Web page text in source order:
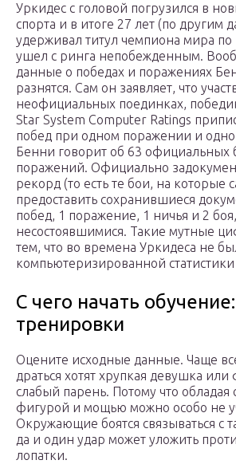
Уркидес с головой погрузился в
спорта и в итоге 27 лет (по другим
удерживал титул чемпиона мира по
ушел с ринга непобежденным.
данные о победах и поражениях
разнятся. Сам он заявляет, что
неофициальных поединках,
Star System Computer Ratings
побед при одном поражении и
Бенни говорит об 63 официальных
поражений. Официально
рекорд (то есть те бои, на которые
предоставить сохранившиеся
побед, 1 поражение, 1 ничья и 2
несостоявшимися. Такие мутные
тем, что во времена Уркидеса не
компьютеризированной статистики
С чего начать
тренировки
Оцените исходные данные. Чаще
драться хотят хрупкая девушка
слабый парень. Потому что обладая
фигурой и мощью можно особо не
Окружающие боятся связываться с
да и один удар может уложить
лопатки.